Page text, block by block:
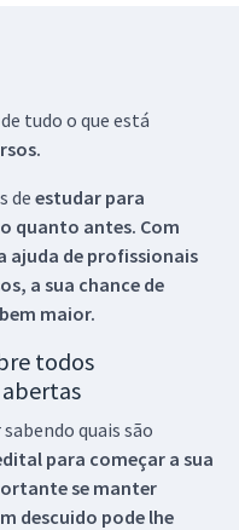
tudo o que está
de estudar para
quanto antes. Com
ajuda de profissionais
a sua chance de
maior.
todos
abertas
quais são
para começar a sua
se manter
descuido pode lhe